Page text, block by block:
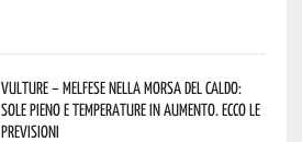
Vulture – melfese nella morsa del caldo:
sole pieno e temperature in aumento. Ecco le
previsioni